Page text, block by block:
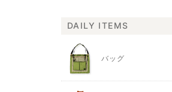
DAILY ITEMS
バッグ